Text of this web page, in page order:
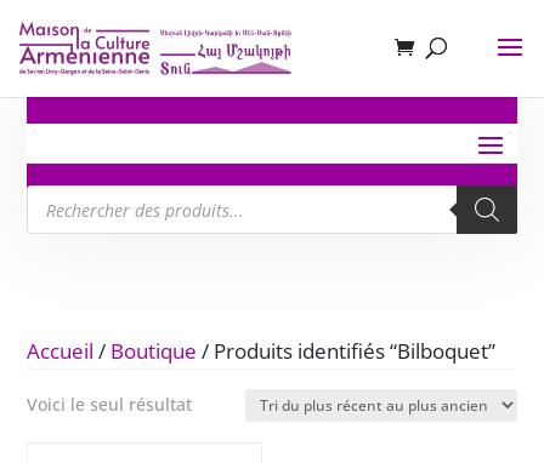
Recherche
de
produits
Accueil / Boutique / Produits identifiés “Bilboquet”
Voici le seul résultat